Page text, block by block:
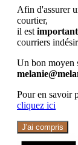
Afin d'assurer
courtier,
il est
courriers
Un bon moyen
Pour en savoir
cliquez ici
J'ai compris